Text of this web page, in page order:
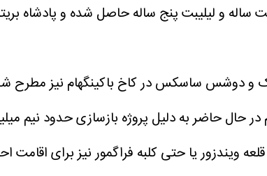
و لیلیبت پنج ساله حاصل شده و پادشاه
و دوشس ساسکس در کاخ باکینگهام نیز مطرح
در حال حاضر به دلیل پروژه بازسازی حدود نیم
ویندزور یا حتی کلبه فراگمور نیز برای اقامت